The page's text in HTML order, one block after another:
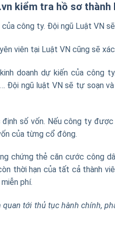
kiểm tra hồ sơ
công ty. Đội ngũ Luật VN
viên tại Luật VN cũng sẽ
doanh dự kiến của công
Đội ngũ luật VN sẽ tự soạn
định số vốn. Nếu công ty
của từng cổ đông.
chứng thẻ căn cước công
thời hạn của tất cả thành
phí.
tới thủ tục hành chính,